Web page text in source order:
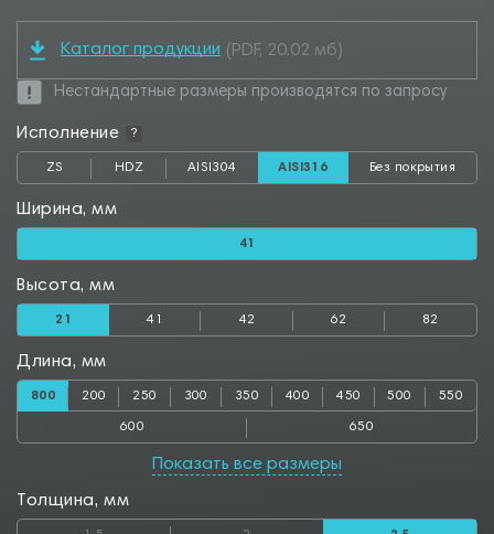
Каталог продукции (PDF, 20.02 мб)
Нестандартные размеры производятся по запросу
Исполнение ?
ZS HDZ AISI304 AISI316 Без покрытия
Ширина, мм
41
Высота, мм
21 41 42 62 82
Длина, мм
800 200 250 300 350 400 450 500 550
600 650
Показать все размеры
Толщина, мм